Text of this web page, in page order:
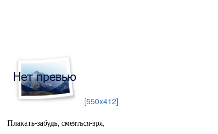
[550x412]
Плакать-забудь, смеяться-зря,